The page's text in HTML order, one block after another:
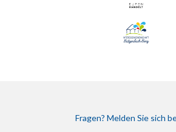
Fragen? Melden Sie sich